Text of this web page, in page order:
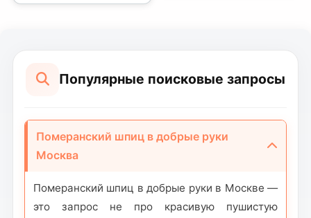
Популярные поисковые запросы
Померанский шпиц в добрые руки
Москва
Померанский шпиц в добрые руки в Москве —
это запрос не про красивую пушистую